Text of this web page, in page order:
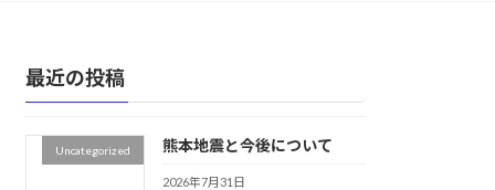
最近の投稿
Uncategorized 熊本地震と今後について
2026年7月31日